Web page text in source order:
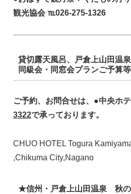
観光協会 ℡026-275-1326
貸切露天風呂、戸倉上山田温
同級会・同窓会プランご予算等
ご予約、お問合せは、●中央ホ
3322で承っております。
CHUO HOTEL Togura
,Chikuma City,Nagano
★信州・戸倉上山田温泉 秋